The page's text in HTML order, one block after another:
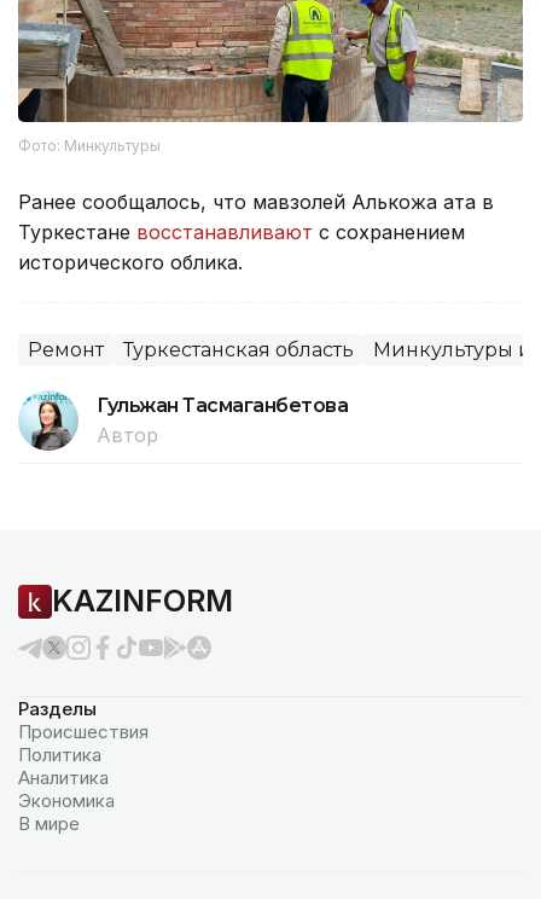
Фото: Минкультуры
Ранее сообщалось, что мавзолей Алькожа ата в
Туркестане восстанавливают с сохранением
исторического облика.
Ремонт Туркестанская область Минкультуры
Гульжан Тасмаганбетова
Автор
KAZINFORM
Разделы
Происшествия
Политика
Аналитика
Экономика
В мире